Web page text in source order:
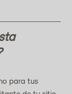
para tus